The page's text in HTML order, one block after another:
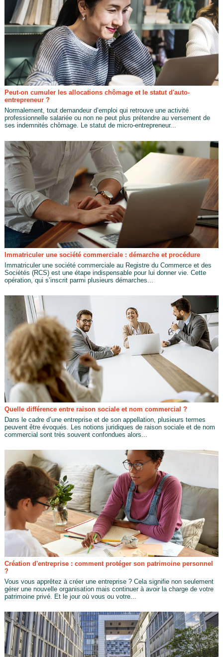
Peut-on cumuler les allocations chômage et le statut d'auto-
entrepreneur ?
Normalement, tout demandeur d’emploi qui retrouve une activité
professionnelle salariée ou non ne peut plus prétendre au versement de
ses indemnités chômage. Le statut de micro-entrepreneur...
Immatriculer une société commerciale : démarche et procédure
Immatriculer une société commerciale au Registre du Commerce et des
Sociétés (RCS) est une étape indispensable pour lui donner vie. Cette
opération, qui s’inscrit parmi plusieurs démarches...
Quelle différence entre raison sociale et nom commercial ?
Dans le cadre d’une entreprise et de son appellation, plusieurs termes
peuvent être évoqués. Les notions juridiques de raison sociale et de nom
commercial sont très souvent confondues alors...
Création d'entreprise : comment protéger son patrimoine personnel
?
Vous vous apprêtez à créer une entreprise ? Cela signifie non seulement
gérer une nouvelle organisation mais continuer à avoir la charge de votre
patrimoine privé. Et le jour où vous ou votre...